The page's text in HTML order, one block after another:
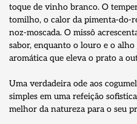
toque de vinho branco. O
tomilho, o calor da pimenta-do-
noz-moscada. O missô
sabor, enquanto o louro e o
aromática que eleva o prato a
Uma verdadeira ode aos
simples em uma refeição
melhor da natureza para o seu